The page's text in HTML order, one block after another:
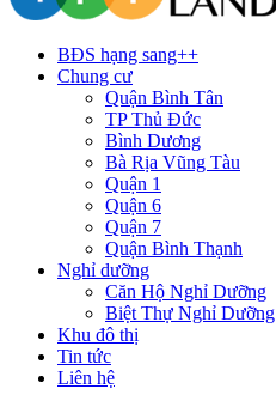
BĐS hạng sang++
Chung cư
Quận Bình Tân
TP Thủ Đức
Bình Dương
Bà Rịa Vũng Tàu
Quận 1
Quận 6
Quận 7
Quận Bình Thạnh
Nghỉ dưỡng
Căn Hộ Nghỉ Dưỡng
Biệt Thự Nghỉ Dưỡng
Khu đô thị
Tin tức
Liên hệ